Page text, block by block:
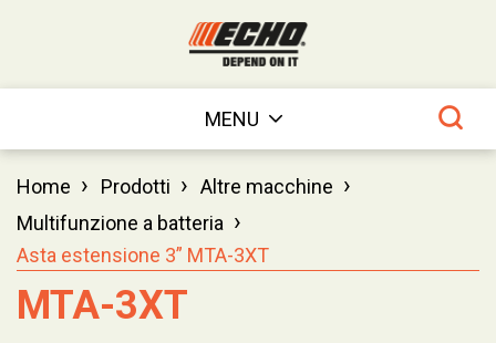
MENU
Home › Prodotti › Altre macchine ›
Multifunzione a batteria ›
Asta estensione 3” MTA-3XT
MTA-3XT